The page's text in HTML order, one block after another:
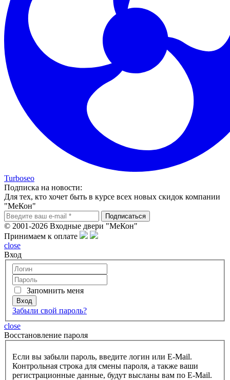
Turboseo
Подписка на новости:
Для тех, кто хочет быть в курсе всех новых скидок компании
"МеКон"
© 2001-2026 Входные двери "МеКон"
Принимаем к оплате
close
Вход
Запомнить меня
Забыли свой пароль?
close
Восcтановление пароля
Если вы забыли пароль, введите логин или E-Mail.
Контрольная строка для смены пароля, а также ваши
регистрационные данные, будут высланы вам по E-Mail.